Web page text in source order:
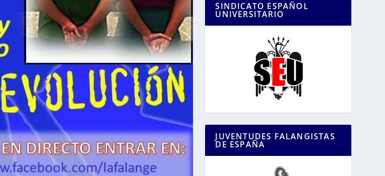
SINDICATO ESPAÑOL
UNIVERSITARIO
JUVENTUDES FALANGISTAS
DE ESPAÑA